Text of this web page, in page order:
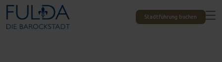
Stadtführung buchen